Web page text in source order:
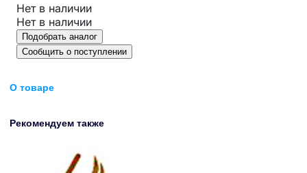
Нет в наличии
Нет в наличии
Подобрать аналог
Сообщить о поступлении
О товаре
Рекомендуем также